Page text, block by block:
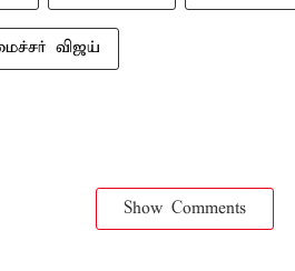
விஜய்
Show Comments